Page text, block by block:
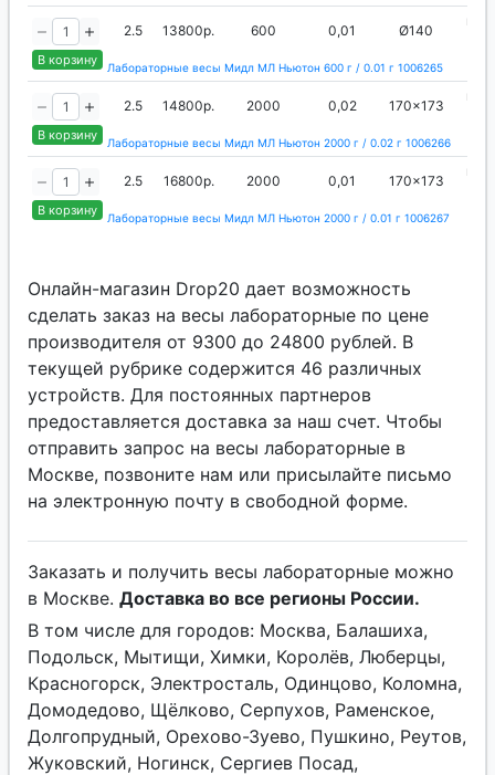
В корзину
2.5 13800р. 600 0,01 Ø140
Лабораторные весы Мидл МЛ Ньютон 600 г / 0.01 г 1006265
В корзину
2.5 14800р. 2000 0,02 170x173
Лабораторные весы Мидл МЛ Ньютон 2000 г / 0.02 г 1006266
В корзину
2.5 16800р. 2000 0,01 170x173
Лабораторные весы Мидл МЛ Ньютон 2000 г / 0.01 г 1006267
Онлайн-магазин Drop20 дает возможность
сделать заказ на весы лабораторные по цене
производителя от 9300 до 24800 рублей. В
текущей рубрике содержится 46 различных
устройств. Для постоянных партнеров
предоставляется доставка за наш счет. Чтобы
отправить запрос на весы лабораторные в
Москве, позвоните нам или присылайте письмо
на электронную почту в свободной форме.
Заказать и получить весы лабораторные можно
в Москве. Доставка во все регионы России.
В том числе для городов: Москва, Балашиха,
Подольск, Мытищи, Химки, Королёв, Люберцы,
Красногорск, Электросталь, Одинцово, Коломна,
Домодедово, Щёлково, Серпухов, Раменское,
Долгопрудный, Орехово-Зуево, Пушкино, Реутов,
Жуковский, Ногинск, Сергиев Посад,